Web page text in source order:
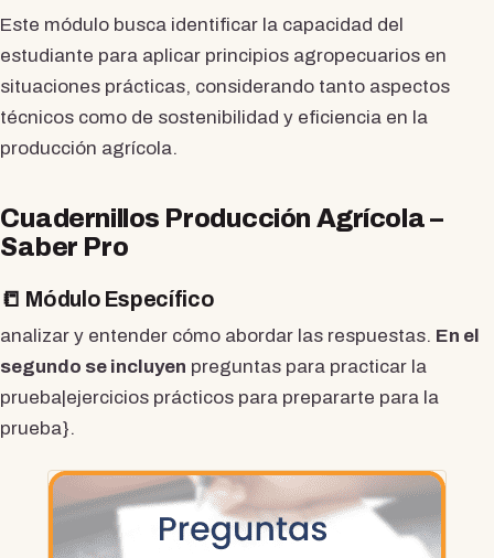
Este módulo busca identificar la capacidad del
estudiante para aplicar principios agropecuarios en
situaciones prácticas, considerando tanto aspectos
técnicos como de sostenibilidad y eficiencia en la
producción agrícola.
Cuadernillos Producción Agrícola –
Saber Pro
📒 Módulo Específico
analizar y entender cómo abordar las respuestas. En el
segundo se incluyen preguntas para practicar la
prueba|ejercicios prácticos para prepararte para la
prueba}.